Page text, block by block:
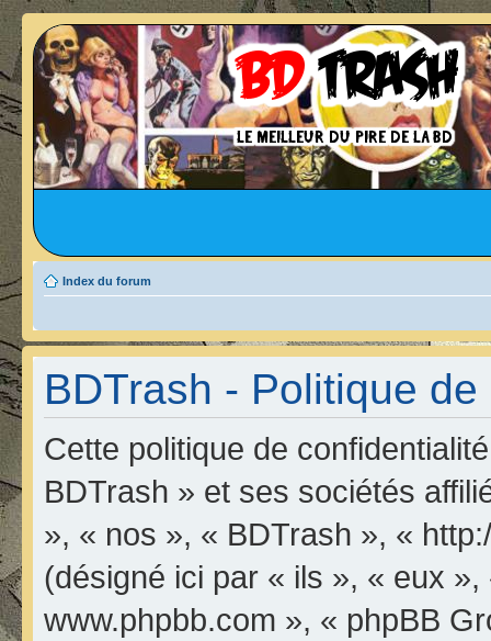
Index du forum
BDTrash - Politique
Cette politique de
BDTrash » et ses sociétés
», « nos », « BDTrash », «
(désigné ici par « ils », « eux
www.phpbb.com », « phpBB